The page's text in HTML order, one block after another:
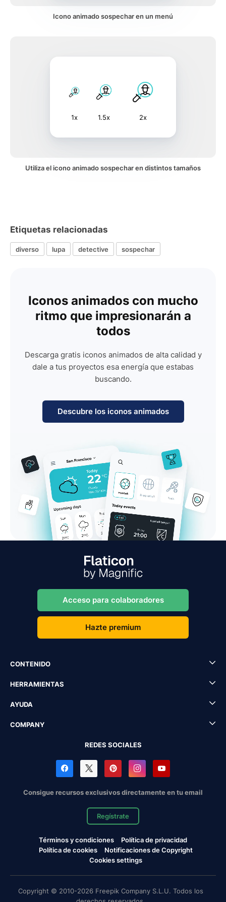
Icono animado sospechar en un menú
1x 1.5x 2x
Utiliza el icono animado sospechar en distintos tamaños
Etiquetas relacionadas
diverso lupa detective sospechar
Iconos animados con mucho
ritmo que impresionarán a
todos
Descarga gratis iconos animados de alta calidad y
dale a tus proyectos esa energía que estabas
buscando.
Descubre los iconos animados
Acceso para colaboradores
Hazte premium
CONTENIDO
HERRAMIENTAS
AYUDA
COMPANY
REDES SOCIALES
Consigue recursos exclusivos directamente en tu email
Regístrate
Términos y condiciones
Política de privacidad
Política de cookies
Notificaciones de Copyright
Cookies settings
Copyright © 2010-2026 Freepik Company S.L.U. Todos los